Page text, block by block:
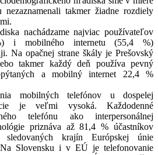
nezaznamenali takmer žiadne rozdiely
nachádzame najviac používateľov
i mobilného internetu (55,4 %)
Na opačnej strane škály je Prešovský
takmer každý deň používa pevný
a mobilný internet 22,4 %
mobilných telefónov u dospelej
je veľmi vysoká. Každodenné
telefónu ako interpersonálnej
priznáva až 81,4 % účastníkov
sledovaných krajín Európskej únie
Slovensku i v EÚ je telefonovanie